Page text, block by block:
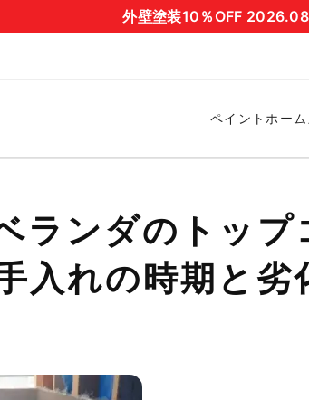
外壁塗装10％OFF
ペイントホーム
ランダのトッ
入れの時期と劣